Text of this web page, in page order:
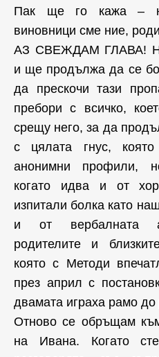
Пак ще го кажа –
виновници сме ние,
АЗ СВЕЖДАМ ГЛАВА!
и ще продължа да се
да прескочи тази
пребори с всичко,
срещу него, за да
с цялата гнус,
анонимни профили,
когато идва и от
изпитали болка като
и от вербалната
родителите и
която с Методи
през април с
двамата играха рамо
Отново се обръщам
на Ивана. Когато